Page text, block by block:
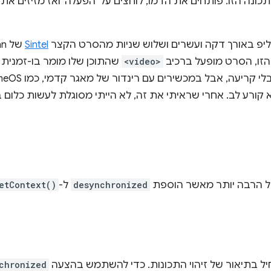
באורך דקה ועשרים ושלוש שניות מהסרט הקצר Sintel
<video> שהתוכן שלו מומר בו-
קורע לב. אחרי שראיתי את זה, לא הייתי מסוגלת לעשות
הרבה יותר מאשר הוספת desynchronized ל-